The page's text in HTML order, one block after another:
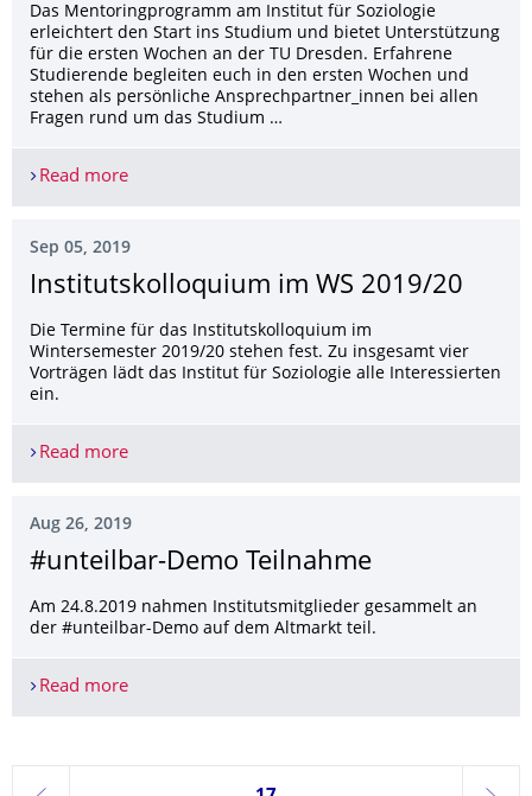
Das Mentoringprogramm am Institut für Soziologie
erleichtert den Start ins Studium und bietet Unterstützung
für die ersten Wochen an der TU Dresden. Erfahrene
Studierende begleiten euch in den ersten Wochen und
stehen als persönliche Ansprechpartner_innen bei allen
Fragen rund um das Studium …
Read moreMentoringprogramm für Erstsemester
Sep 05, 2019
Institutskolloqui­um im WS 2019/20
Die Termine für das Institutskolloquium im
Wintersemester 2019/20 stehen fest. Zu insgesamt vier
Vorträgen lädt das Institut für Soziologie alle Interessierten
ein.
Read moreInstitutskolloquium im WS 2019/20
Aug 26, 2019
#unteilbar-Demo Teilnahme
Am 24.8.2019 nahmen Institutsmitglieder gesammelt an
der #unteilbar-Demo auf dem Altmarkt teil.
Read more#unteilbar-Demo Teilnahme